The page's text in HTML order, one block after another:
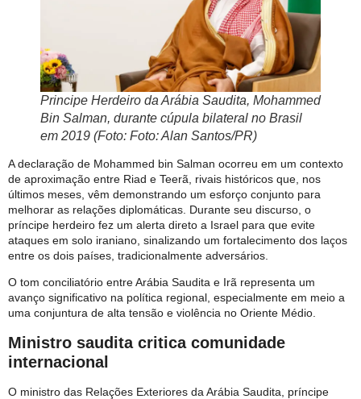
Principe Herdeiro da Arábia Saudita, Mohammed
Bin Salman, durante cúpula bilateral no Brasil
em 2019 (Foto: Foto: Alan Santos/PR)
A declaração de Mohammed bin Salman ocorreu em um contexto
de aproximação entre Riad e Teerã, rivais históricos que, nos
últimos meses, vêm demonstrando um esforço conjunto para
melhorar as relações diplomáticas. Durante seu discurso, o
príncipe herdeiro fez um alerta direto a Israel para que evite
ataques em solo iraniano, sinalizando um fortalecimento dos laços
entre os dois países, tradicionalmente adversários.
O tom conciliatório entre Arábia Saudita e Irã representa um
avanço significativo na política regional, especialmente em meio a
uma conjuntura de alta tensão e violência no Oriente Médio.
Ministro saudita critica comunidade
internacional
O ministro das Relações Exteriores da Arábia Saudita, príncipe